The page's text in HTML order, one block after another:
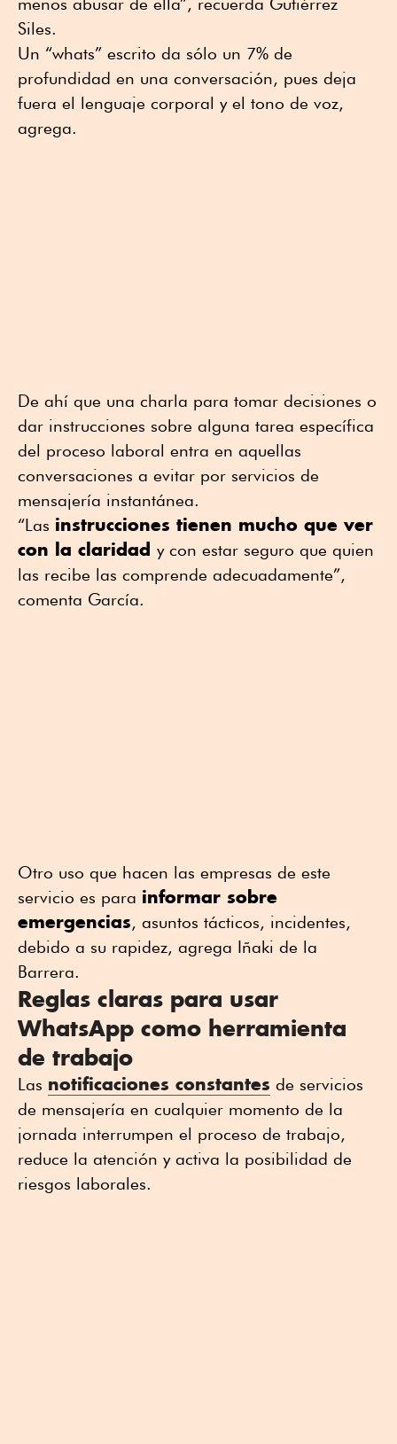
menos abusar de ella”, recuerda Gutiérrez
Siles.
Un “whats” escrito da sólo un 7% de
profundidad en una conversación, pues deja
fuera el lenguaje corporal y el tono de voz,
agrega.
De ahí que una charla para tomar decisiones o
dar instrucciones sobre alguna tarea específica
del proceso laboral entra en aquellas
conversaciones a evitar por servicios de
mensajería instantánea.
“Las instrucciones tienen mucho que ver
con la claridad y con estar seguro que quien
las recibe las comprende adecuadamente”,
comenta García.
Otro uso que hacen las empresas de este
servicio es para informar sobre
emergencias, asuntos tácticos, incidentes,
debido a su rapidez, agrega Iñaki de la
Barrera.
Reglas claras para usar
WhatsApp como herramienta
de trabajo
Las notificaciones constantes de servicios
de mensajería en cualquier momento de la
jornada interrumpen el proceso de trabajo,
reduce la atención y activa la posibilidad de
riesgos laborales.